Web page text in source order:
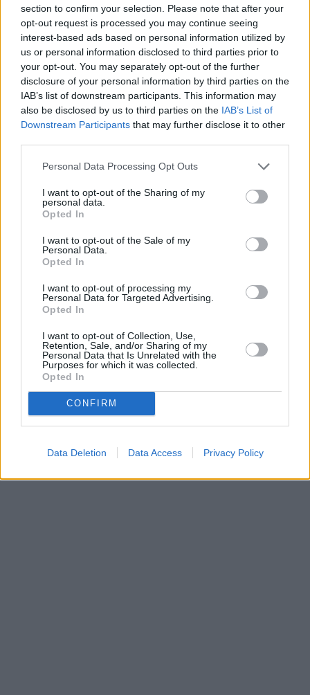
section to confirm your selection. Please note that after your
opt-out request is processed you may continue seeing
interest-based ads based on personal information utilized by
us or personal information disclosed to third parties prior to
your opt-out. You may separately opt-out of the further
disclosure of your personal information by third parties on the
IAB’s list of downstream participants. This information may
also be disclosed by us to third parties on the IAB’s List of
Downstream Participants that may further disclose it to other
Personal Data Processing Opt Outs
I want to opt-out of the Sharing of my
personal data.
Opted In
I want to opt-out of the Sale of my
Personal Data.
Opted In
I want to opt-out of processing my
Personal Data for Targeted Advertising.
Opted In
I want to opt-out of Collection, Use,
Retention, Sale, and/or Sharing of my
Personal Data that Is Unrelated with the
Purposes for which it was collected.
Opted In
CONFIRM
Data Deletion Data Access Privacy Policy
06.08.2026 -Bosch Powertrain s.r.o. Jihlava • CNC operátor• mzda
Kč • náborový bonus 50.000 Kč • příspěvek na ubytování (Jihlava,
Jihlava)
06.08.2026 -Bosch Powertrain s.r.o. • montážní dělník • mzda 44.700
týdenní zálohy na mzdu 2.000 Kč (Jihlava, okres Jihlava)
06.08.2026 -Bosch Powertrain s.r.o. Jihlava • práce ve skladu • mzda
48.400 Kč • náborový bonus 50.000 Kč • ubytování (Jihlava, okres
... další nabídky zaměstnání
Vybrané články
Prima sport - co nabídne v prvním
vysílacím týdnu
O webu parabola.cz O souborech cookies
Dovolená u moře•Bazény